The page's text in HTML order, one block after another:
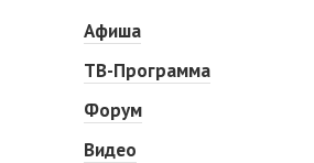
Афиша
ТВ-Программа
Форум
Видео